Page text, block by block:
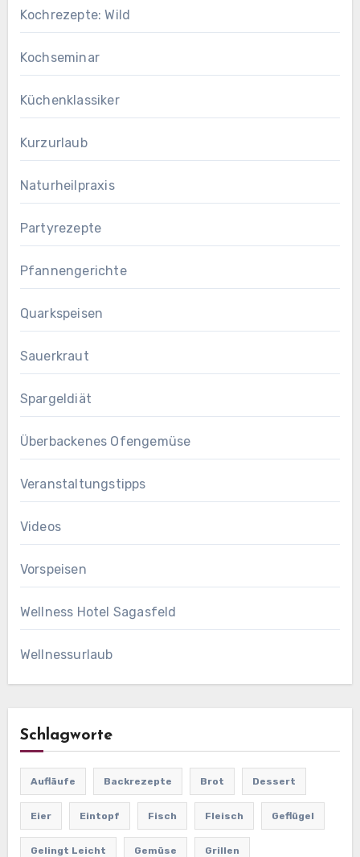
Kochrezepte: Wild
Kochseminar
Küchenklassiker
Kurzurlaub
Naturheilpraxis
Partyrezepte
Pfannengerichte
Quarkspeisen
Sauerkraut
Spargeldiät
Überbackenes Ofengemüse
Veranstaltungstipps
Videos
Vorspeisen
Wellness Hotel Sagasfeld
Wellnessurlaub
Schlagworte
Aufläufe Backrezepte Brot Dessert
Eier Eintopf Fisch Fleisch Geflügel
Gelingt Leicht Gemüse Grillen